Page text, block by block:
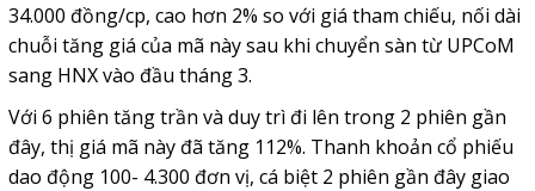
34.000 đồng/cp, cao hơn 2% so với giá tham chiếu, nối dài
chuỗi tăng giá của mã này sau khi chuyển sàn từ UPCoM
sang HNX vào đầu tháng 3.
Với 6 phiên tăng trần và duy trì đi lên trong 2 phiên gần
đây, thị giá mã này đã tăng 112%. Thanh khoản cổ phiếu
dao động 100- 4.300 đơn vị, cá biệt 2 phiên gần đây giao